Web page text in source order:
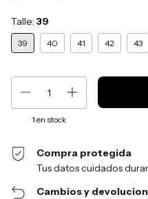
Talle: 39
39 40 41 42 43
1 en stock
Compra protegida
Tus datos cuidados
Cambios y